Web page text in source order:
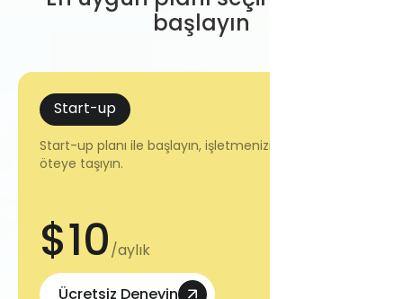
başlayın
Start-up
Start-up planı ile başlayın, işletmenizi bir adım
öteye taşıyın.
$10/aylık
Ücretsiz Deneyin